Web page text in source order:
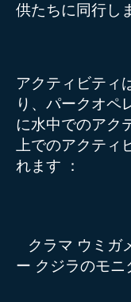
供たちに同行し
アクティビティ
り、パークオペ
に水中でのアク
上でのアクティ
れます
：
クラマ ウミガ
ー クジラのモニ